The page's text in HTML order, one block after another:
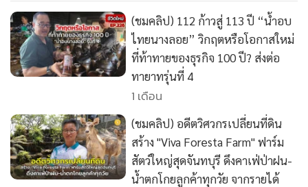
• ผู้จัดการรายวัน
• คอลัมนิสต์
• ละคร
• CbizReview
• ผู้จัดกวน
• Good health & Well-being
• Green Innovation & SD
• Management & HR
(ชมคลิป) 112 ก้าวสู่ 113 ปี “น้ำอบ
ไทยนางลอย” วิกฤตหรือโอกาสใหม่
ที่ท้าทายของธุรกิจ 100 ปี? ส่งต่อ
ทายาทรุ่นที่ 4
1 เดือน
(ชมคลิป) อดีตวิศวกรเปลี่ยนที่ดิน
สร้าง "Viva Foresta Farm" ฟาร์ม
สัตว์ใหญ่สุดจันทบุรี ดึงคาเฟ่ป่าฝน-
น้ำตกโกยลูกค้าทุกวัย จากรายได้